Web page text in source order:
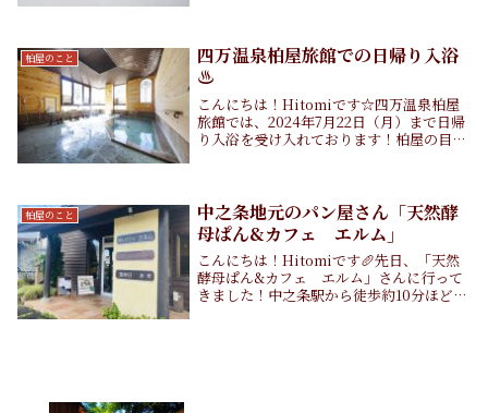
柏屋のこと
四万温泉柏屋旅館での日帰り入浴
♨︎
こんにちは！Hitomiです☆四万温泉柏屋
旅館では、2024年7月22日（月）まで日帰
り入浴を受け入れております！柏屋の目の
柏屋のこと
中之条地元のパン屋さん「天然酵
母ぱん&カフェ エルム」
こんにちは！Hitomiです🥖先日、「天然
酵母ぱん&カフェ エルム」さんに行って
きました！中之条駅から徒歩約10分ほどの